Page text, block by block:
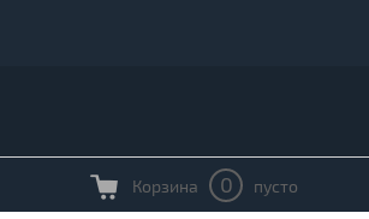
Корзина 0 пусто